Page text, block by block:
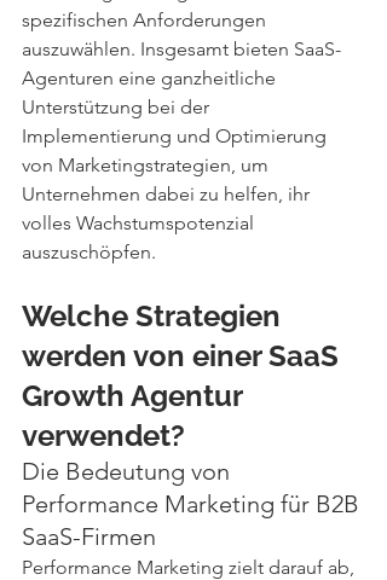
spezifischen Anforderungen
auszuwählen. Insgesamt bieten SaaS-
Agenturen eine ganzheitliche
Unterstützung bei der
Implementierung und Optimierung
von Marketingstrategien, um
Unternehmen dabei zu helfen, ihr
volles Wachstumspotenzial
auszuschöpfen.
Welche Strategien
werden von einer SaaS
Growth Agentur
verwendet?
Die Bedeutung von
Performance Marketing für B2B
SaaS-Firmen
Performance Marketing zielt darauf ab,